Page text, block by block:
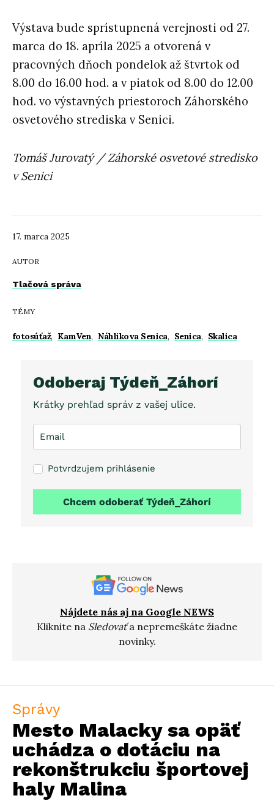
17. marca 2025
AUTOR
Tlačová správa
TÉMY
fotosúťaž, KamVen, Náhlikova Senica, Senica, Skalica
Výstava bude sprístupnená verejnosti od 27.
marca do 18. apríla 2025 a otvorená v
pracovných dňoch pondelok až štvrtok od
8.00 do 16.00 hod. a v piatok od 8.00 do 12.00
hod. vo výstavných priestoroch Záhorského
osvetového strediska v Senici.
Tomáš Jurovatý / Záhorské osvetové stredisko
v Senici
Odoberaj Týdeň_Záhorí
Krátky prehľad správ z vašej ulice.
Potvrdzujem prihlásenie
Chcem odoberať Týdeň_Záhorí
Nájdete nás aj na Google NEWS
Kliknite na Sledovaťa nepremeškáte žiadne
novinky.
Správy
Mesto Malacky sa opäť
uchádza o dotáciu na
rekonštrukciu športovej
haly Malina